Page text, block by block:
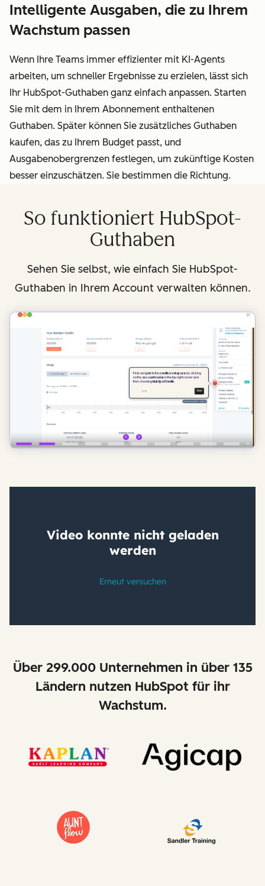
Intelligente Ausgaben, die zu Ihrem
Wachstum passen
Wenn Ihre Teams immer effizienter mit KI-Agents
arbeiten, um schneller Ergebnisse zu erzielen, lässt sich
Ihr HubSpot-Guthaben ganz einfach anpassen. Starten
Sie mit dem in Ihrem Abonnement enthaltenen
Guthaben. Später können Sie zusätzliches Guthaben
kaufen, das zu Ihrem Budget passt, und
Ausgabenobergrenzen festlegen, um zukünftige Kosten
besser einzuschätzen. Sie bestimmen die Richtung.
So funktioniert HubSpot-
Guthaben
Sehen Sie selbst, wie einfach Sie HubSpot-
Guthaben in Ihrem Account verwalten können.
Über 299.000 Unternehmen in über 135
Ländern nutzen HubSpot für ihr
Wachstum.